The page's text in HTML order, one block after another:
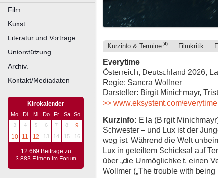
Film.
Kunst.
Literatur und Vorträge.
Unterstützung.
Archiv.
Kontakt/Mediadaten
Kinokalender
Mo Di Mi Do Fr Sa
So
3
4 5 6 7 8
9
10
11 12 13 14 15 16
12.669 Beiträge zu
3.883 Filmen im Forum
Kurzinfo & Termine (4) Filmkritik
Everytime
Österreich, Deutschland 2026,
Regie: Sandra Wollner
Darsteller: Birgit Minichmayr,
>> www.eksystent.com/
Kurzinfo: Ella (Birgit
Schwester – und Lux ist der
weg ist. Während die Welt
Lux in geteiltem Schicksal auf
über „die Unmöglichkeit, einen
Wollmer („The trouble with being